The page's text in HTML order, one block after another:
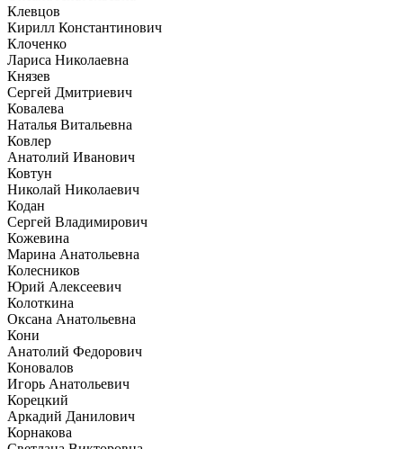
Клевцов
Кирилл Константинович
Клоченко
Лариса Николаевна
Князев
Сергей Дмитриевич
Ковалева
Наталья Витальевна
Ковлер
Анатолий Иванович
Ковтун
Николай Николаевич
Кодан
Сергей Владимирович
Кожевина
Марина Анатольевна
Колесников
Юрий Алексеевич
Колоткина
Оксана Анатольевна
Кони
Анатолий Федорович
Коновалов
Игорь Анатольевич
Корецкий
Аркадий Данилович
Корнакова